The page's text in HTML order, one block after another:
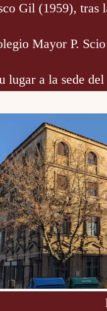
Gil (1959), tras
Mayor P.
lugar a la sede